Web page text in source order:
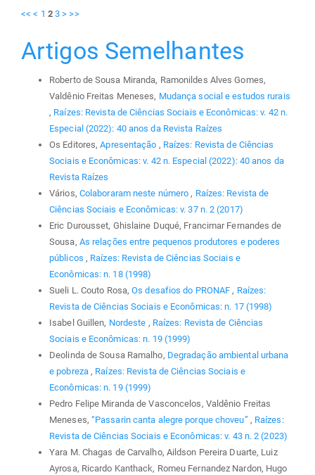
<< < 1 2 3 > >>
Artigos Semelhantes
Roberto de Sousa Miranda, Ramonildes Alves Gomes,
Valdênio Freitas Meneses, Mudança social e estudos rurais
, Raízes: Revista de Ciências Sociais e Econômicas: v. 42 n.
Especial (2022): 40 anos da Revista Raízes
Os Editores,Apresentação , Raízes: Revista de Ciências
Sociais e Econômicas: v. 42 n. Especial (2022): 40 anos da
Revista Raízes
Vários, Colaboraram neste número, Raízes: Revista de
Ciências Sociais e Econômicas: v. 37 n. 2 (2017)
Eric Durousset, Ghislaine Duqué, Francimar Fernandes de
Sousa, As relações entre pequenos produtores e poderes
públicos , Raízes: Revista de Ciências Sociais e
Econômicas: n. 18 (1998)
Sueli L. Couto Rosa,Os desafios do PRONAF, Raízes:
Revista de Ciências Sociais e Econômicas: n. 17 (1998)
Isabel Guillen, Nordeste , Raízes: Revista de Ciências
Sociais e Econômicas: n. 19 (1999)
Deolinda de Sousa Ramalho, Degradação ambiental urbana
e pobreza , Raízes: Revista de Ciências Sociais e
Econômicas: n. 19 (1999)
Pedro Felipe Miranda de Vasconcelos, Valdênio Freitas
Meneses, “Passarin canta alegre porque choveu” , Raízes:
Revista de Ciências Sociais e Econômicas: v. 43 n. 2 (2023)
Yara M. Chagas de Carvalho, Aildson Pereira Duarte, Luiz
Ayrosa, Ricardo Kanthack, Romeu Fernandez Nardon, Hugo